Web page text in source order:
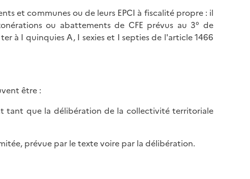
et communes ou de leurs EPCI à fiscalité propre : il
ou abattements de CFE prévus au 3° de
à I quinquies A, I sexies et I septies de l'article 1466
être :
tant que la délibération de la collectivité territoriale
prévue par le texte voire par la délibération.